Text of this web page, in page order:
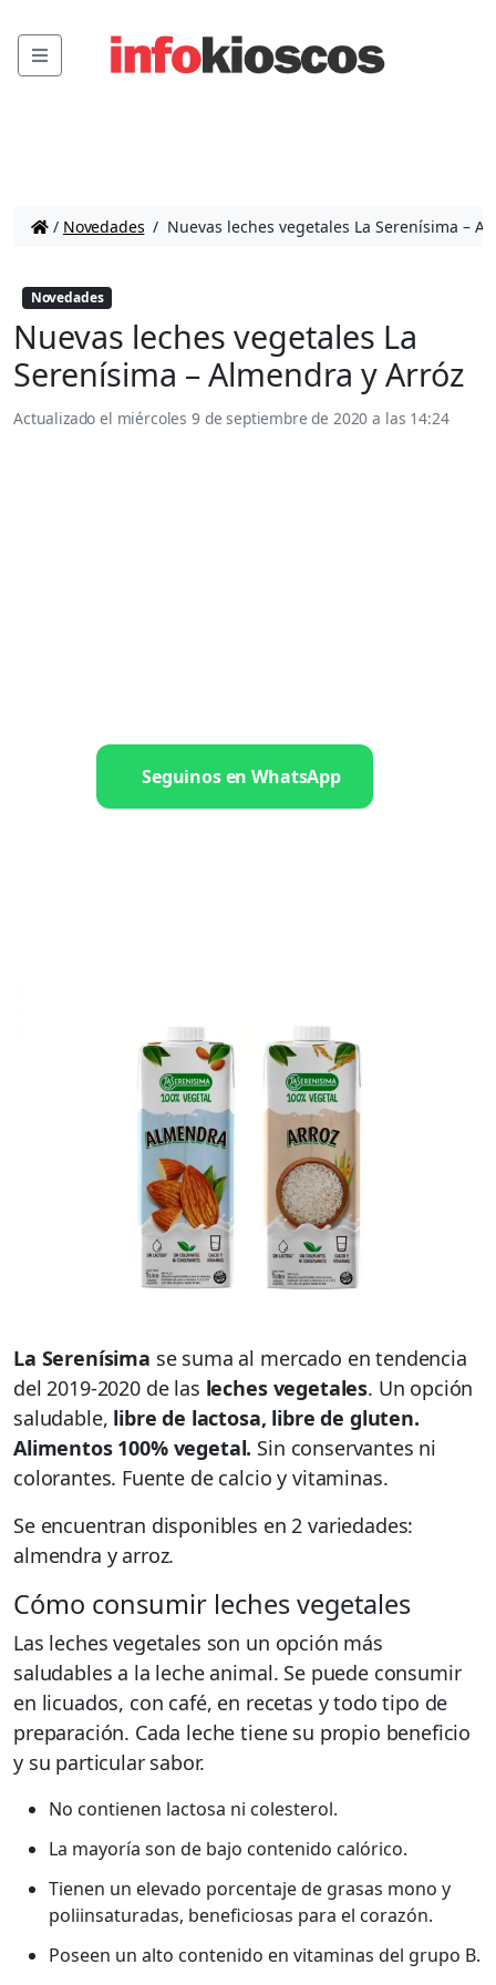
Menu
/ Novedades / Nuevas leches vegetales La Serenísima –
Novedades
Nuevas leches vegetales La
Serenísima – Almendra y Arróz
Actualizado el miércoles 9 de septiembre de 2020 a las 14:24
Seguinos en WhatsApp
La Serenísima se suma al mercado en tendencia
del 2019-2020 de las leches vegetales. Un opción
saludable, libre de lactosa, libre de gluten.
Alimentos 100% vegetal. Sin conservantes ni
colorantes. Fuente de calcio y vitaminas.
Se encuentran disponibles en 2 variedades:
almendra y arroz.
Cómo consumir leches vegetales
Las leches vegetales son un opción más
saludables a la leche animal. Se puede consumir
en licuados, con café, en recetas y todo tipo de
preparación. Cada leche tiene su propio beneficio
y su particular sabor.
No contienen lactosa ni colesterol.
La mayoría son de bajo contenido calórico.
Tienen un elevado porcentaje de grasas mono y
poliinsaturadas, beneficiosas para el corazón.
Poseen un alto contenido en vitaminas del grupo B.